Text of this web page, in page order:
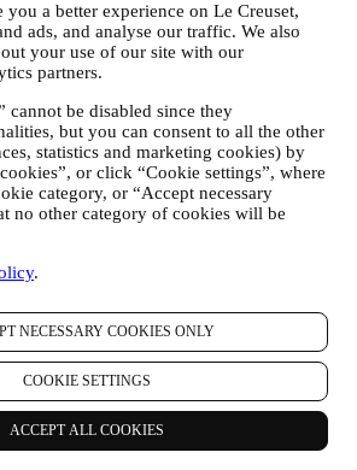
a better experience on Le Creuset,
ads, and analyse our traffic. We also
your use of our site with our
partners.
cannot be disabled since they
but you can consent to all the other
statistics and marketing cookies) by
or click “Cookie settings”, where
category, or “Accept necessary
no other category of cookies will be
.
NECESSARY COOKIES ONLY
COOKIE SETTINGS
ACCEPT ALL COOKIES
köp som exempelvis datum och klockslag
produkt- och
för att hantera dina beställningar;
(t.ex. onlineidentifikatorer - såsom IP-
operativsystem, besökslängd samt
återkommande besökare och vilket
du befinner dig i), som samlas in under
(oavsett om du är en registrerad
med hjälp av loggar och/eller
såsom ”cookies” (information om
via cookies finns i vår
– oftast kommer vi inte kunna identifiera
dina begäranden, klagomål, frågor eller
inlägg på sociala medier, e-post och
in från dig när du använder
sätt tillhandahåller information